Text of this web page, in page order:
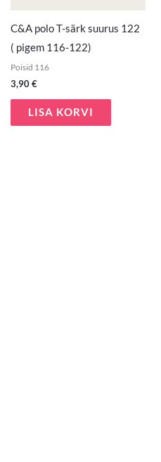
C&A polo T-särk suurus 122
( pigem 116-122)
Poisid 116
3,90€
LISA KORVI